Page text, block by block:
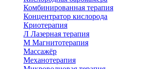
Комбинированная терапия
Концентратор кислорода
Криотерапия
Л Лазерная терапия
М Магнитотерапия
Массажёр
Механотерапия